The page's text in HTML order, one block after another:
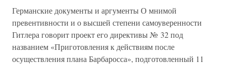
Германские документы и аргументы О мнимой
превентивности и о высшей степени самоуверенности
Гитлера говорит проект его директивы № 32 под
названием «Приготовления к действиям после
осуществления плана Барбаросса», подготовленный 11